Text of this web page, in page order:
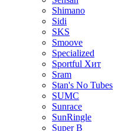
Shimano
Sidi
SKS
Smoove
Specialized
Sportful Хит
Sram
Stan's No Tubes
SUMC
Sunrace
SunRingle
Super B